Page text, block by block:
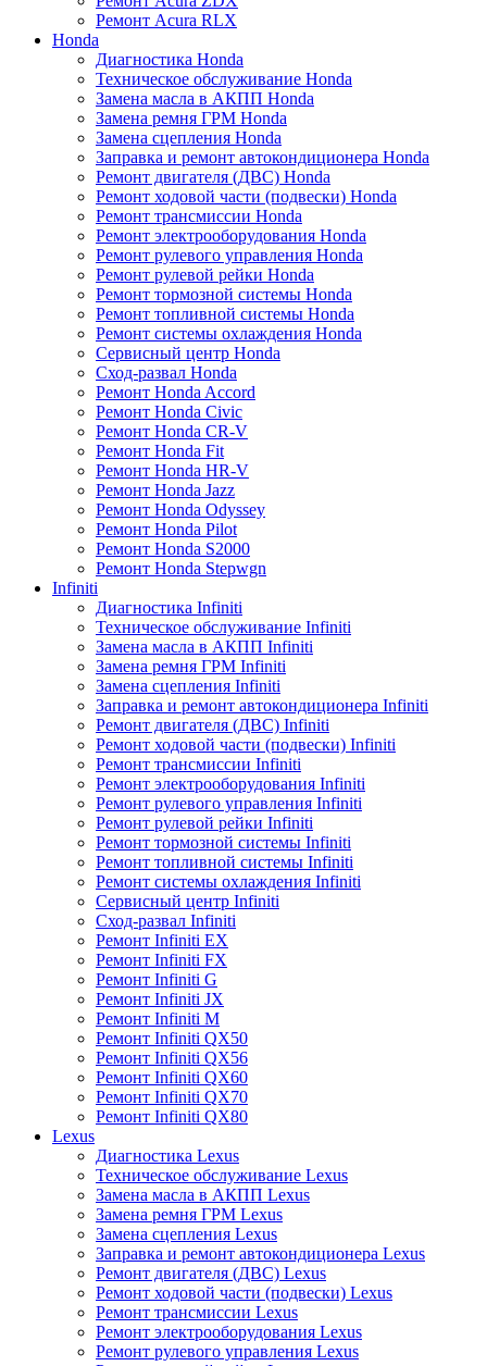
Ремонт Acura RLX
Honda
Диагностика Honda
Техническое обслуживание Honda
Замена масла в АКПП Honda
Замена ремня ГРМ Honda
Замена сцепления Honda
Заправка и ремонт автокондиционера Honda
Ремонт двигателя (ДВС) Honda
Ремонт ходовой части (подвески) Honda
Ремонт трансмиссии Honda
Ремонт электрооборудования Honda
Ремонт рулевого управления Honda
Ремонт рулевой рейки Honda
Ремонт тормозной системы Honda
Ремонт топливной системы Honda
Ремонт системы охлаждения Honda
Сервисный центр Honda
Сход-развал Honda
Ремонт Honda Accord
Ремонт Honda Civic
Ремонт Honda CR-V
Ремонт Honda Fit
Ремонт Honda HR-V
Ремонт Honda Jazz
Ремонт Honda Odyssey
Ремонт Honda Pilot
Ремонт Honda S2000
Ремонт Honda Stepwgn
Infiniti
Диагностика Infiniti
Техническое обслуживание Infiniti
Замена масла в АКПП Infiniti
Замена ремня ГРМ Infiniti
Замена сцепления Infiniti
Заправка и ремонт автокондиционера Infiniti
Ремонт двигателя (ДВС) Infiniti
Ремонт ходовой части (подвески) Infiniti
Ремонт трансмиссии Infiniti
Ремонт электрооборудования Infiniti
Ремонт рулевого управления Infiniti
Ремонт рулевой рейки Infiniti
Ремонт тормозной системы Infiniti
Ремонт топливной системы Infiniti
Ремонт системы охлаждения Infiniti
Сервисный центр Infiniti
Сход-развал Infiniti
Ремонт Infiniti EX
Ремонт Infiniti FX
Ремонт Infiniti G
Ремонт Infiniti JX
Ремонт Infiniti M
Ремонт Infiniti QX50
Ремонт Infiniti QX56
Ремонт Infiniti QX60
Ремонт Infiniti QX70
Ремонт Infiniti QX80
Lexus
Диагностика Lexus
Техническое обслуживание Lexus
Замена масла в АКПП Lexus
Замена ремня ГРМ Lexus
Замена сцепления Lexus
Заправка и ремонт автокондиционера Lexus
Ремонт двигателя (ДВС) Lexus
Ремонт ходовой части (подвески) Lexus
Ремонт трансмиссии Lexus
Ремонт электрооборудования Lexus
Ремонт рулевого управления Lexus